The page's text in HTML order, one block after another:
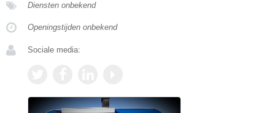
Diensten onbekend
Openingstijden onbekend
Sociale media: